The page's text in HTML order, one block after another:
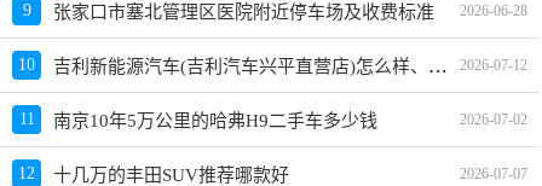
9 张家口市塞北管理区医院附近停车场及收费标准 2026-06-28
10 吉利新能源汽车(吉利汽车兴平直营店)怎么样、地址、电话、上班时间查询 2026-07-12
11 南京10年5万公里的哈弗H9二手车多少钱 2026-07-02
12 十几万的丰田SUV推荐哪款好 2026-07-07